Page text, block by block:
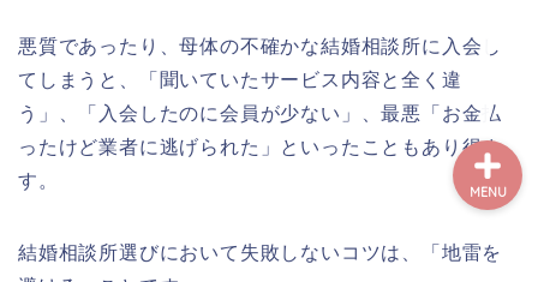
悪質であったり、母体の不確かな結婚相談所に入会し
てしまうと、「聞いていたサービス内容と全く違
う」、「入会したのに会員が少ない」、最悪「お金払
ったけど業者に逃げられた」といったこともあり得ま
す。
結婚相談所選びにおいて失敗しないコツは、「地雷を
MENU
プライバシーポリシー